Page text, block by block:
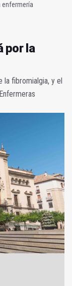
enfermería
por la
la fibromialgia, y el